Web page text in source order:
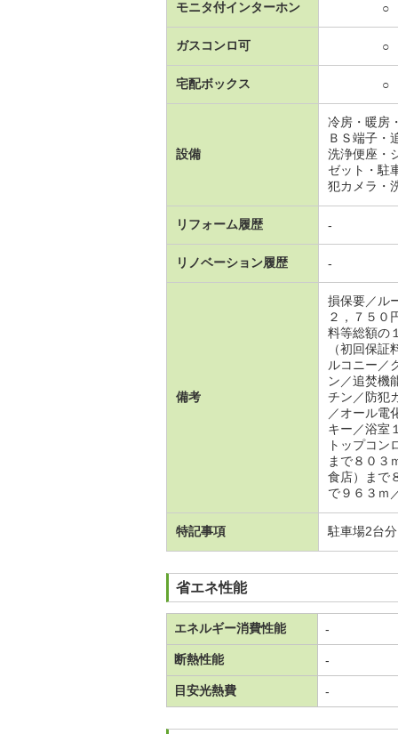
モニタ付インターホン ○
ガスコンロ可 ○
宅配ボックス ○
設備
冷房・暖房
ＢＳ端子・
洗浄便座・
ゼット・駐
犯カメラ・
リフォーム履歴 -
リノベーション履歴 -
備考
損保要／ル
２，７５０
料等総額の
（初回保
ルコニー／
ン／追焚機
チン／防犯
／オール電
キー／浴室
トップコン
まで８０３
食店）まで
で９６３ｍ
特記事項 駐車場2台
省エネ性能
エネルギー消費性能 -
断熱性能 -
目安光熱費 -